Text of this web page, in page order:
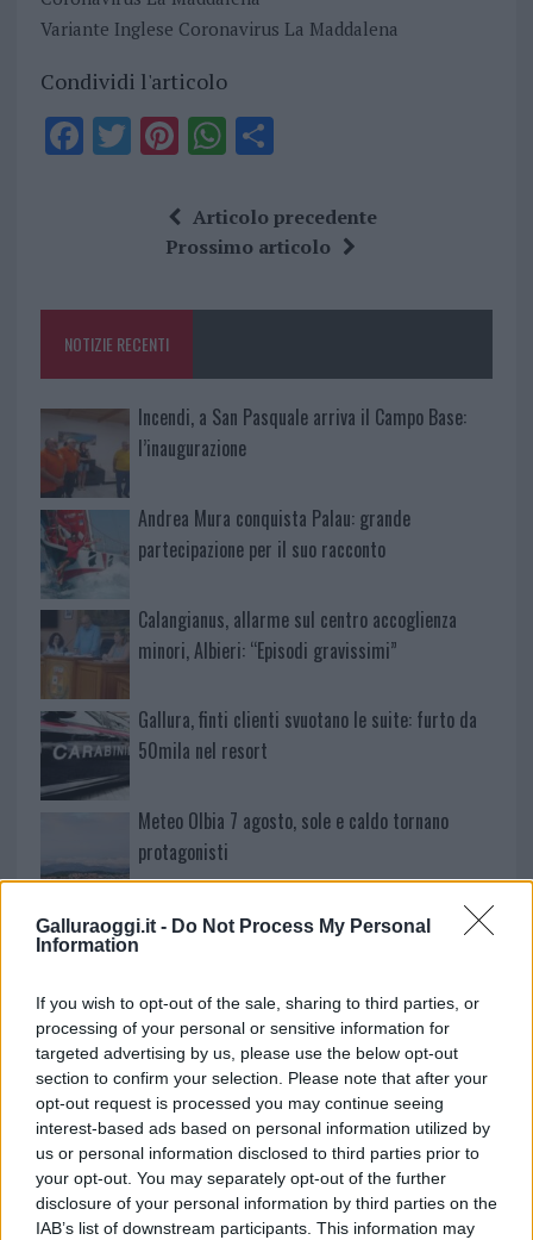
Galluraoggi.it - Do Not Process My Personal
Information
If you wish to opt-out of the sale, sharing to third parties, or
processing of your personal or sensitive information for
targeted advertising by us, please use the below opt-out
section to confirm your selection. Please note that after your
opt-out request is processed you may continue seeing
interest-based ads based on personal information utilized by
us or personal information disclosed to third parties prior to
your opt-out. You may separately opt-out of the further
disclosure of your personal information by third parties on the
IAB’s list of downstream participants. This information may
Variante Inglese Coronavirus La Maddalena
Condividi l'articolo
F
o
k
T Pi
te
re
W
at
s
p
S
a
re
Articolo precedente
Prossimo articolo
NOTIZIE RECENTI
Incendi, a San Pasquale arriva il Campo Base:
l’inaugurazione
Andrea Mura conquista Palau: grande
partecipazione per il suo racconto
Calangianus, allarme sul centro accoglienza
minori, Albieri: “Episodi gravissimi”
Gallura, finti clienti svuotano le suite: furto da
50mila nel resort
Meteo Olbia 7 agosto, sole e caldo tornano
protagonisti
Test tunnel Olbia: rampe chiuse ancora fino a
fine agosto
Aggius conquista la classifica delle mete più
amate dell’estate 2026